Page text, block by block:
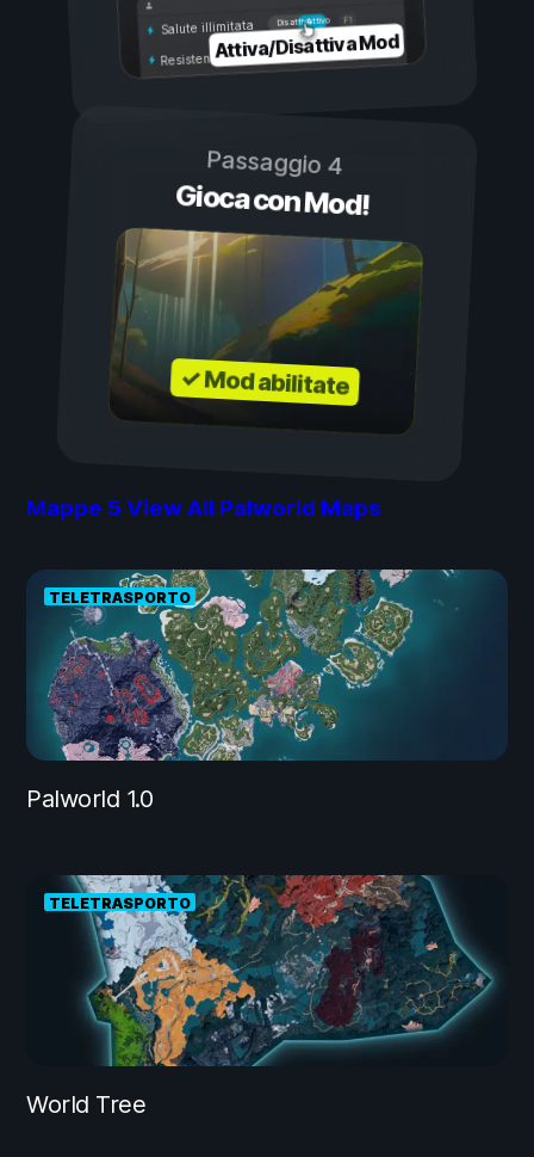
Attivo
Disattivo
Salute illimitata
Resistenza illimitata
Attiva/Disattiva Mod
Passaggio 4
Gioca con Mod!
✓ Mod abilitate
Mappe 5 View All Palworld Maps
TELETRASPORTO
Palworld 1.0
TELETRASPORTO
World Tree